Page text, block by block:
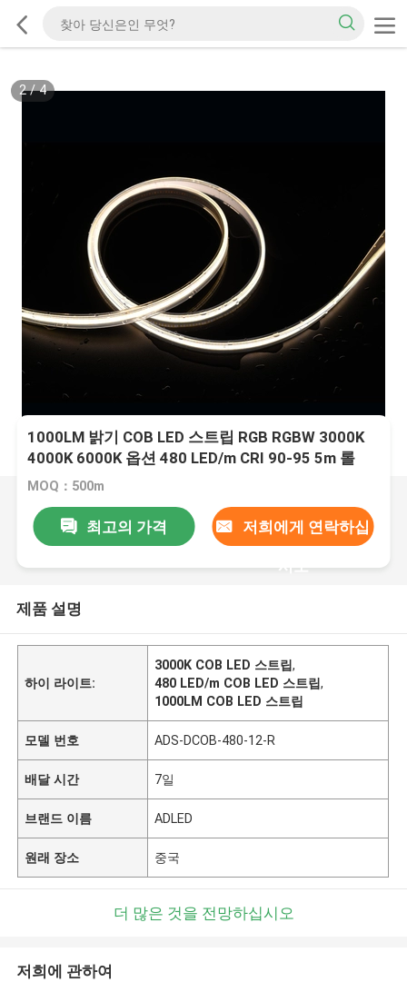
2/4
1000LM 밝기 COB LED 스트립 RGB RGBW 3000K
4000K 6000K 옵션 480 LED/m CRI 90-95 5m 롤
MOQ：500m
최고의 가격 저희에게 연락하십
시오
제품 설명
하이 라이트:
3000K COB LED 스트립,
480 LED/m COB LED 스트립,
1000LM COB LED 스트립
모델 번호 ADS-DCOB-480-12-R
배달 시간 7일
브랜드 이름 ADLED
원래 장소 중국
더 많은 것을 전망하십시오
저희에 관하여